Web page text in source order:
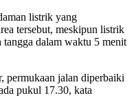
listrik yang
tersebut, meskipun listrik
dalam waktu 5 menit
permukaan jalan diperbaiki
pukul 17.30, kata